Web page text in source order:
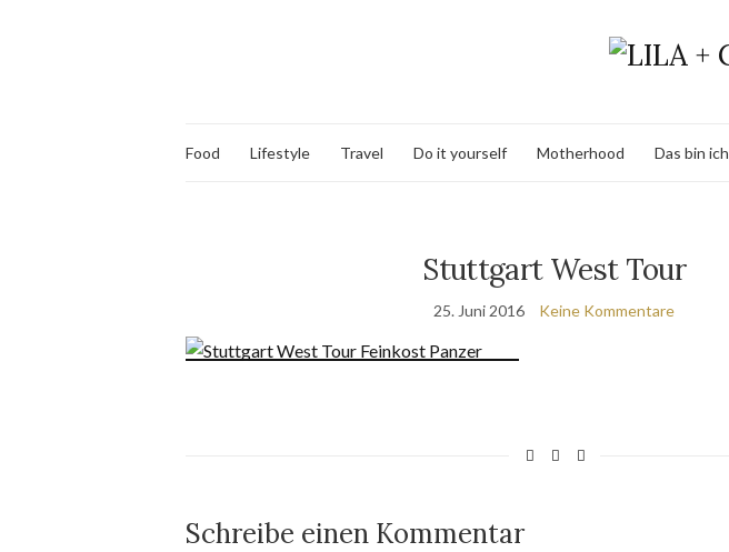
Food Lifestyle Travel Do it yourself Motherhood Das bin ich
Stuttgart West Tour
25. Juni 2016 Keine Kommentare
Schreibe einen Kommentar